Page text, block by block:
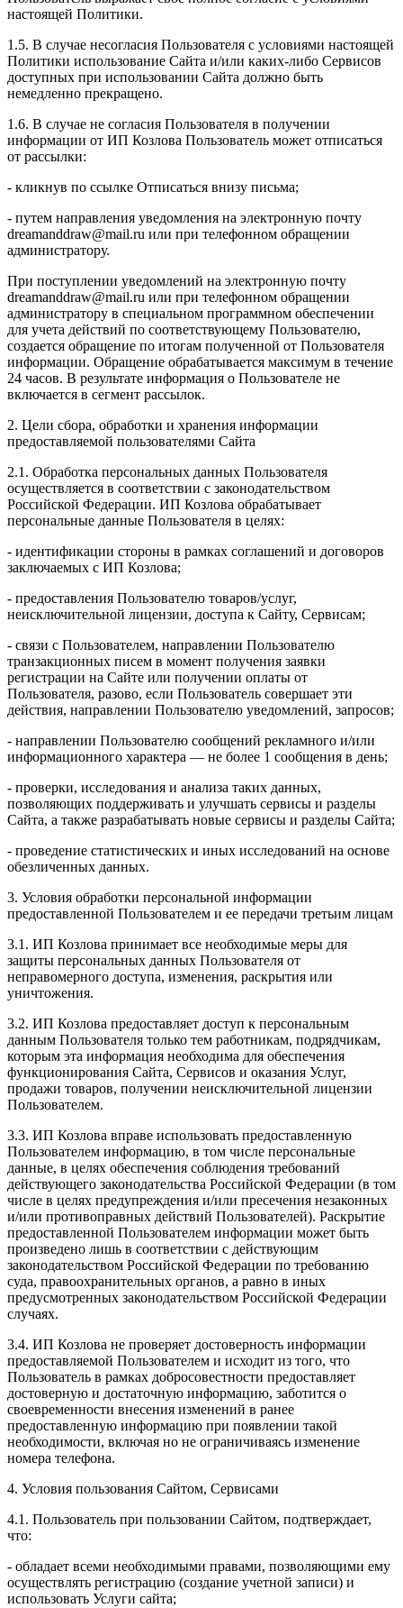
настоящей Политики.
1.5. В случае несогласия Пользователя с условиями настоящей
Политики использование Сайта и/или каких-либо Сервисов
доступных при использовании Сайта должно быть
немедленно прекращено.
1.6. В случае не согласия Пользователя в получении
информации от ИП Козлова Пользователь может отписаться
от рассылки:
- кликнув по ссылке Отписаться внизу письма;
- путем направления уведомления на электронную почту
dreamanddraw@mail.ru или при телефонном обращении
администратору.
При поступлении уведомлений на электронную почту
dreamanddraw@mail.ru или при телефонном обращении
администратору в специальном программном обеспечении
для учета действий по соответствующему Пользователю,
создается обращение по итогам полученной от Пользователя
информации. Обращение обрабатывается максимум в течение
24 часов. В результате информация о Пользователе не
включается в сегмент рассылок.
2. Цели сбора, обработки и хранения информации
предоставляемой пользователями Сайта
2.1. Обработка персональных данных Пользователя
осуществляется в соответствии с законодательством
Российской Федерации. ИП Козловa обрабатывает
персональные данные Пользователя в целях:
- идентификации стороны в рамках соглашений и договоров
заключаемых с ИП Козлова;
- предоставления Пользователю товаров/услуг,
неисключительной лицензии, доступа к Сайту, Сервисам;
- связи с Пользователем, направлении Пользователю
транзакционных писем в момент получения заявки
регистрации на Сайте или получении оплаты от
Пользователя, разово, если Пользователь совершает эти
действия, направлении Пользователю уведомлений, запросов;
- направлении Пользователю сообщений рекламного и/или
информационного характера — не более 1 сообщения в день;
- проверки, исследования и анализа таких данных,
позволяющих поддерживать и улучшать сервисы и разделы
Сайта, а также разрабатывать новые сервисы и разделы Сайта;
- проведение статистических и иных исследований на основе
обезличенных данных.
3. Условия обработки персональной информации
предоставленной Пользователем и ее передачи третьим лицам
3.1. ИП Козлова принимает все необходимые меры для
защиты персональных данных Пользователя от
неправомерного доступа, изменения, раскрытия или
уничтожения.
3.2. ИП Козлова предоставляет доступ к персональным
данным Пользователя только тем работникам, подрядчикам,
которым эта информация необходима для обеспечения
функционирования Сайта, Сервисов и оказания Услуг,
продажи товаров, получении неисключительной лицензии
Пользователем.
3.3. ИП Козлова вправе использовать предоставленную
Пользователем информацию, в том числе персональные
данные, в целях обеспечения соблюдения требований
действующего законодательства Российской Федерации (в том
числе в целях предупреждения и/или пресечения незаконных
и/или противоправных действий Пользователей). Раскрытие
предоставленной Пользователем информации может быть
произведено лишь в соответствии с действующим
законодательством Российской Федерации по требованию
суда, правоохранительных органов, а равно в иных
предусмотренных законодательством Российской Федерации
случаях.
3.4. ИП Козлова не проверяет достоверность информации
предоставляемой Пользователем и исходит из того, что
Пользователь в рамках добросовестности предоставляет
достоверную и достаточную информацию, заботится о
своевременности внесения изменений в ранее
предоставленную информацию при появлении такой
необходимости, включая но не ограничиваясь изменение
номера телефона.
4. Условия пользования Сайтом, Сервисами
4.1. Пользователь при пользовании Сайтом, подтверждает,
что:
- обладает всеми необходимыми правами, позволяющими ему
осуществлять регистрацию (создание учетной записи) и
использовать Услуги сайта;